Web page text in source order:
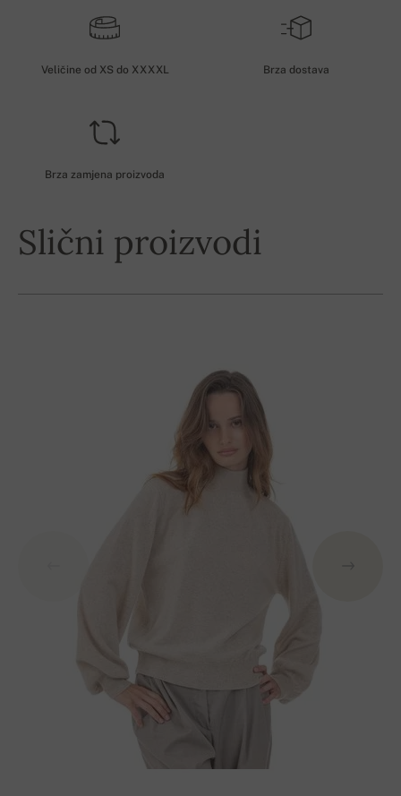
Veličine od XS do XXXXL Brza dostava
Brza zamjena proizvoda
Slični proizvodi